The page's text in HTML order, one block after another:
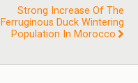
Strong Increase Of The
Ferruginous Duck Wintering
Population In Morocco